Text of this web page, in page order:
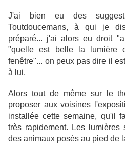
J'ai bien eu des
Toutdoucemans, à qui je
préparé... j'ai alors eu droit
"quelle est belle la lumière
fenêtre"... on peux pas dire il
à lui.
Alors tout de même sur le
proposer aux voisines
installée cette semaine, qu'il
très rapidement. Les lumières
des animaux posés au pied de